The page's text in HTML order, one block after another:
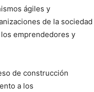
ágiles y
de la sociedad
emprendedores y
de construcción
a los